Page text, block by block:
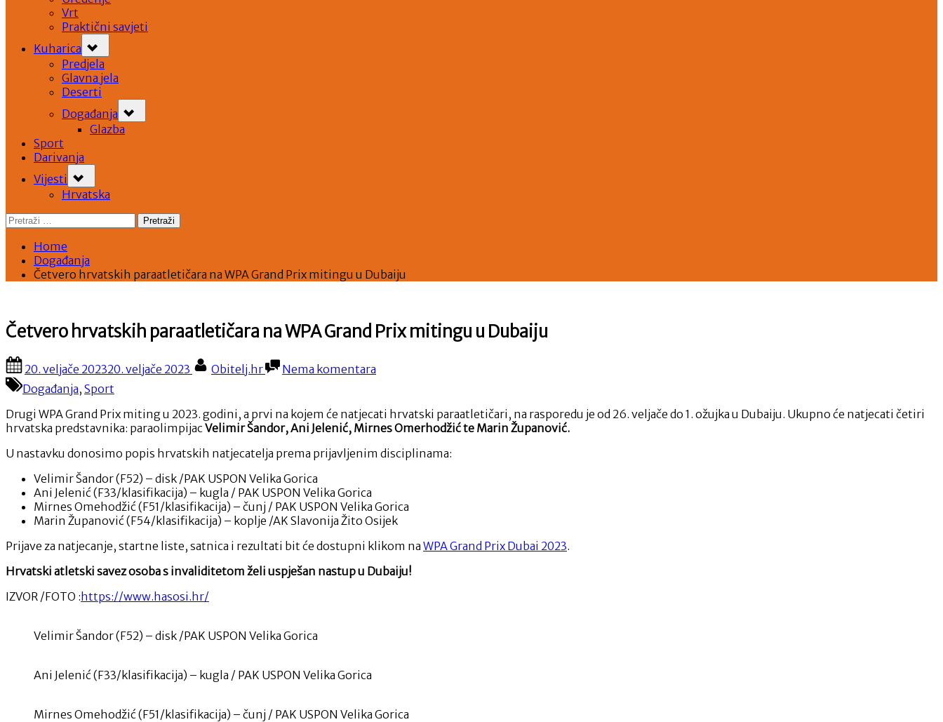
Vrt
Praktični savjeti
Kuharica
sub-
menu
Predjela
Glavna jela
Deserti
Događanja
sub-
menu
Glazba
Sport
Darivanja
Vijesti
sub-
menu
Hrvatska
Pretraži:
Home
Događanja
Četvero hrvatskih paraatletičara na WPA Grand Prix mitingu u Dubaiju
Četvero hrvatskih paraatletičara na WPA Grand Prix mitingu u Dubaiju
Posted
on
20. veljače 202320. veljače 2023 By
Obitelj.hr Nema komentara
Četvero
na
WPA
Grand
Prix
Dubaiju
Događanja, Sport
Drugi WPA Grand Prix miting u 2023. godini, a prvi na kojem će natjecati hrvatski paraatletičari, na rasporedu je od 26. veljače do 1. ožujka u Dubaiju. Ukupno će natjecati četiri
hrvatska predstavnika: paraolimpijacVelimir Šandor, Ani Jelenić, Mirnes Omerhodžić te Marin Županović.
U nastavku donosimo popis hrvatskih natjecatelja prema prijavljenim disciplinama:
Velimir Šandor (F52) – disk /PAK USPON Velika Gorica
Ani Jelenić (F33/klasifikacija) – kugla / PAK USPON Velika Gorica
Mirnes Omehodžić (F51/klasifikacija) – čunj / PAK USPON Velika Gorica
Marin Županović (F54/klasifikacija) – koplje /AK Slavonija Žito Osijek
Prijave za natjecanje, startne liste, satnica i rezultati bit će dostupni klikom na WPA Grand Prix Dubai 2023.
Hrvatski atletski savez osoba s invaliditetom želi uspješan nastup u Dubaiju!
IZVOR /FOTO :https://www.hasosi.hr/
Velimir Šandor (F52) – disk /PAK USPON Velika Gorica
Ani Jelenić (F33/klasifikacija) – kugla / PAK USPON Velika Gorica
Mirnes Omehodžić (F51/klasifikacija) – čunj / PAK USPON Velika Gorica